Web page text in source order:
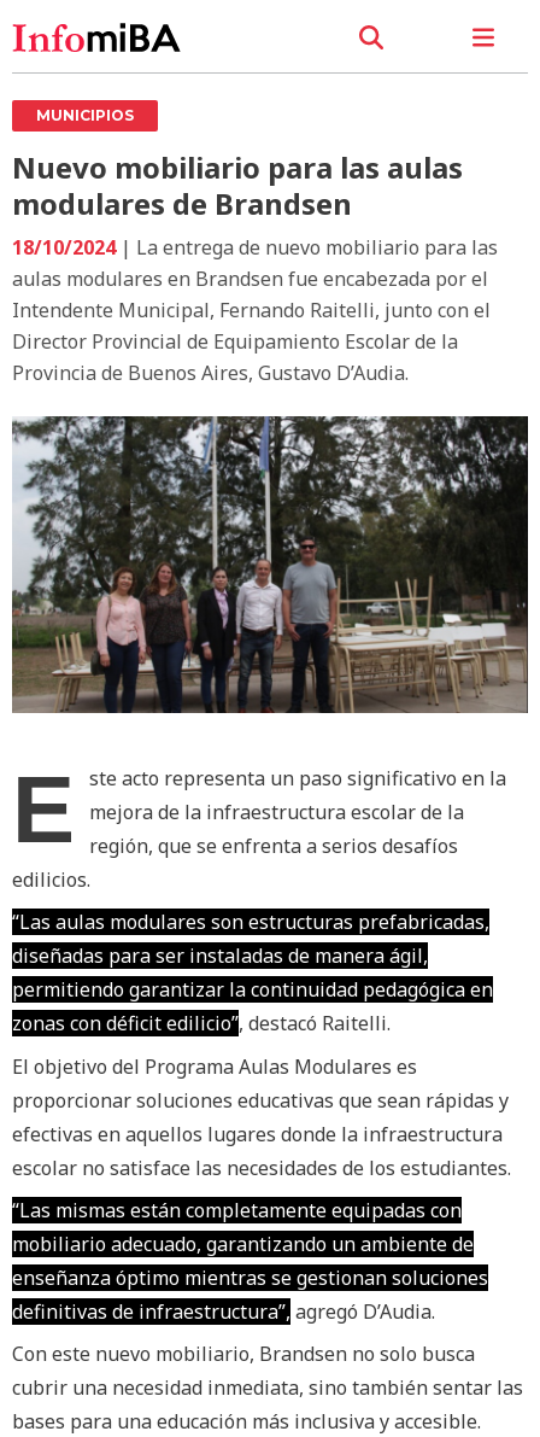
MUNICIPIOS
Nuevo mobiliario para las aulas
modulares de Brandsen
18/10/2024| La entrega de nuevo mobiliario para las
aulas modulares en Brandsen fue encabezada por el
Intendente Municipal, Fernando Raitelli, junto con el
Director Provincial de Equipamiento Escolar de la
Provincia de Buenos Aires, Gustavo D’Audia.
E
ste acto representa un paso significativo en la
mejora de la infraestructura escolar de la
región, que se enfrenta a serios desafíos
edilicios.
“Las aulas modulares son estructuras prefabricadas,
diseñadas para ser instaladas de manera ágil,
permitiendo garantizar la continuidad pedagógica en
zonas con déficit edilicio”, destacó Raitelli.
El objetivo del Programa Aulas Modulares es
proporcionar soluciones educativas que sean rápidas y
efectivas en aquellos lugares donde la infraestructura
escolar no satisface las necesidades de los estudiantes.
“Las mismas están completamente equipadas con
mobiliario adecuado, garantizando un ambiente de
enseñanza óptimo mientras se gestionan soluciones
definitivas de infraestructura”, agregó D’Audia.
Con este nuevo mobiliario, Brandsen no solo busca
cubrir una necesidad inmediata, sino también sentar las
bases para una educación más inclusiva y accesible.